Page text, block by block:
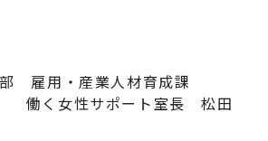
雇用・産業人材育成課
ポート室長 松田